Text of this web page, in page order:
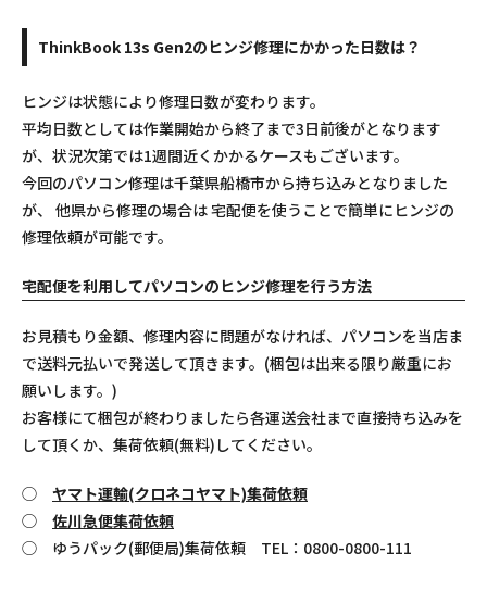
ThinkBook 13s Gen2のヒンジ修理にかかった日数は？
ヒンジは状態により修理日数が変わります。
平均日数としては作業開始から終了まで3日前後がとなります
が、状況次第では1週間近くかかるケースもございます。
今回のパソコン修理は千葉県船橋市から持ち込みとなりました
が、 他県から修理の場合は 宅配便を使うことで簡単にヒンジの
修理依頼が可能です。
宅配便を利用してパソコンのヒンジ修理を行う方法
お見積もり金額、修理内容に問題がなければ、パソコンを当店ま
で送料元払いで発送して頂きます。(梱包は出来る限り厳重にお
願いします。)
お客様にて梱包が終わりましたら各運送会社まで直接持ち込みを
して頂くか、集荷依頼(無料)してください。
◯ ヤマト運輸(クロネコヤマト)集荷依頼
◯ 佐川急便集荷依頼
◯ ゆうパック(郵便局)集荷依頼 TEL：0800-0800-111